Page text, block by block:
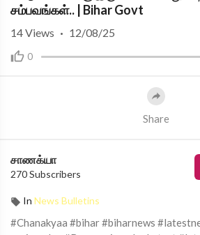
சம்பவங்கள்.. | Bihar Govt
0
14Views · 12/08/25
Share
சாணக்யா
270 Subscribers
In News Bulletins
#Chanakyaa #bihar #biharnews